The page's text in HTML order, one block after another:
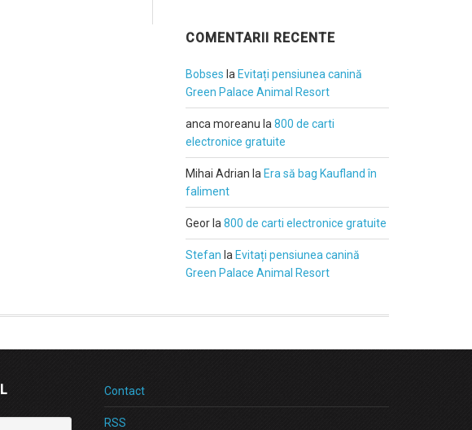
COMENTARII RECENTE
Bobses la Evitați pensiunea canină
Green Palace Animal Resort
anca moreanu la 800 de carti
electronice gratuite
Mihai Adrian la Era să bag Kaufland în
faliment
Geor la 800 de carti electronice gratuite
Stefan la Evitați pensiunea canină
Green Palace Animal Resort
Contact
RSS